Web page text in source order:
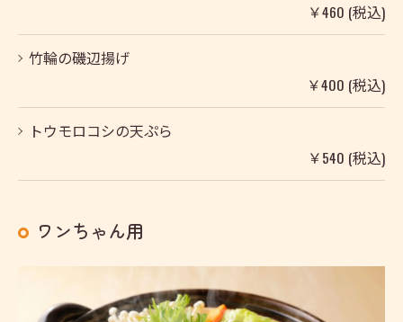
￥460 (税込)
竹輪の磯辺揚げ
￥400 (税込)
トウモロコシの天ぷら
￥540 (税込)
ワンちゃん用